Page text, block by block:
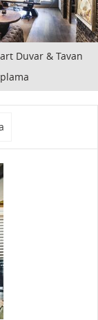
Duvar & Tavan